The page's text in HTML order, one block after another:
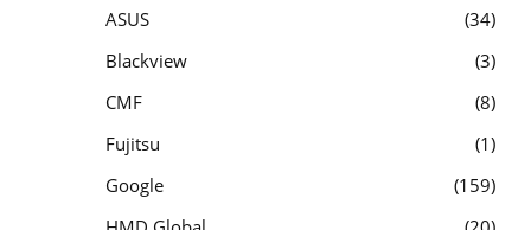
ASUS
34
Blackview
3
CMF
8
Fujitsu
1
Google
159